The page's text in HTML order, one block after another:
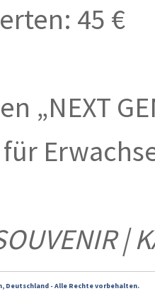
45 €
„NEXT
|
Deutschland - Alle Rechte vorbehalten.